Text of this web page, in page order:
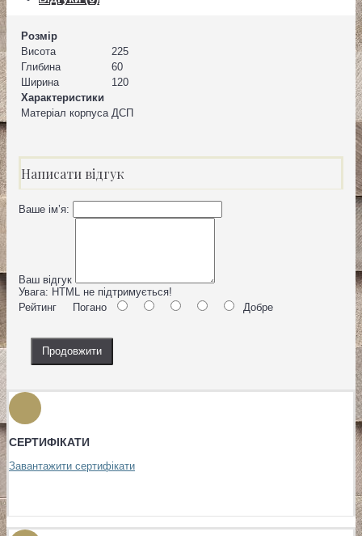
Розмір
Висота
225
Глибина
60
Ширина
120
Характеристики
Матеріал корпуса ДСП
Написати відгук
Ваше ім’я:
Ваш відгук
Увага: HTML не підтримується!
Рейтинг Погано Добре
Продовжити
СЕРТИФІКАТИ
Завантажити сертифікати